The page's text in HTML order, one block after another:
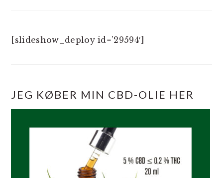
[slideshow_deploy id=’29594′]
JEG KØBER MIN CBD-OLIE HER